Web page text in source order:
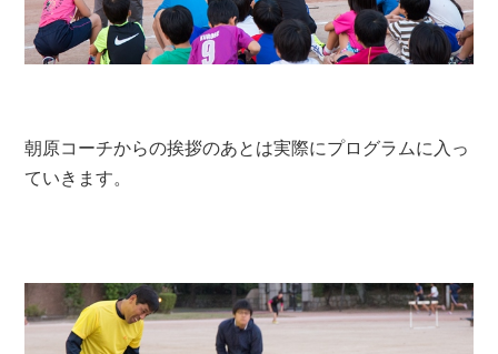
朝原コーチからの挨拶のあとは実際にプログラムに入っ
ていきます。